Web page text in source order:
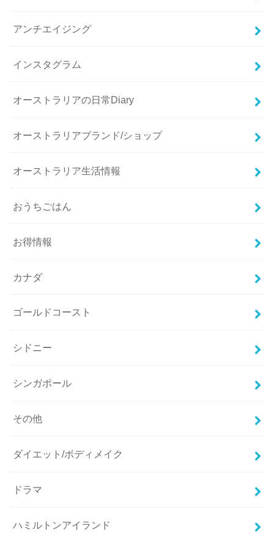
アンチエイジング
インスタグラム
オーストラリアの日常Diary
オーストラリアブランド/ショップ
オーストラリア生活情報
おうちごはん
お得情報
カナダ
ゴールドコースト
シドニー
シンガポール
その他
ダイエット/ボディメイク
ドラマ
ハミルトンアイランド